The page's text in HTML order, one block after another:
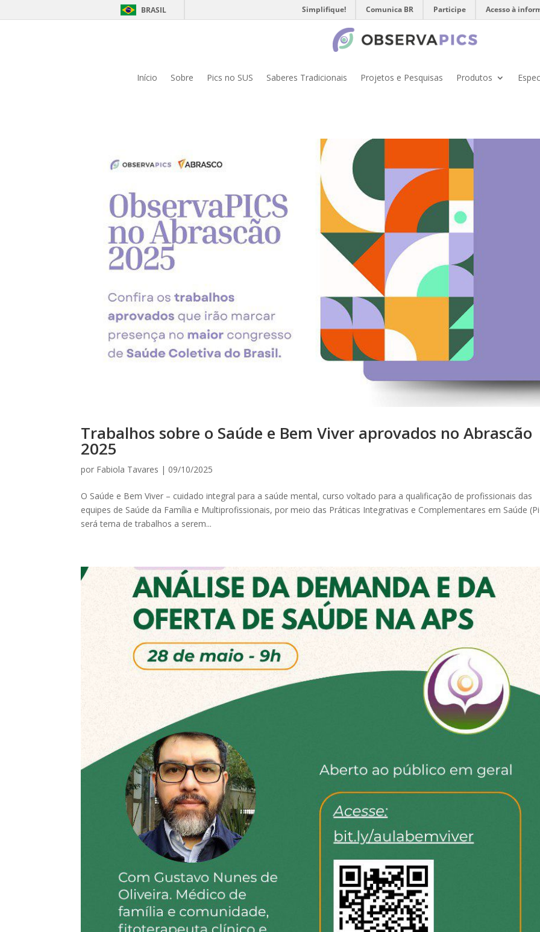
BRASIL Simplifique! Comunica BR Participe Acesso à
Início Sobre Pics no SUS Saberes Tradicionais Projetos e Pesquisas Produtos
Trabalhos sobre o Saúde e Bem Viver aprovados no Abrascão
2025
por Fabiola Tavares | 09/10/2025
O Saúde e Bem Viver – cuidado integral para a saúde mental, curso voltado para a qualificação de profissionais das
equipes de Saúde da Família e Multiprofissionais, por meio das Práticas Integrativas e Complementares em Saúde
será tema de trabalhos a serem...